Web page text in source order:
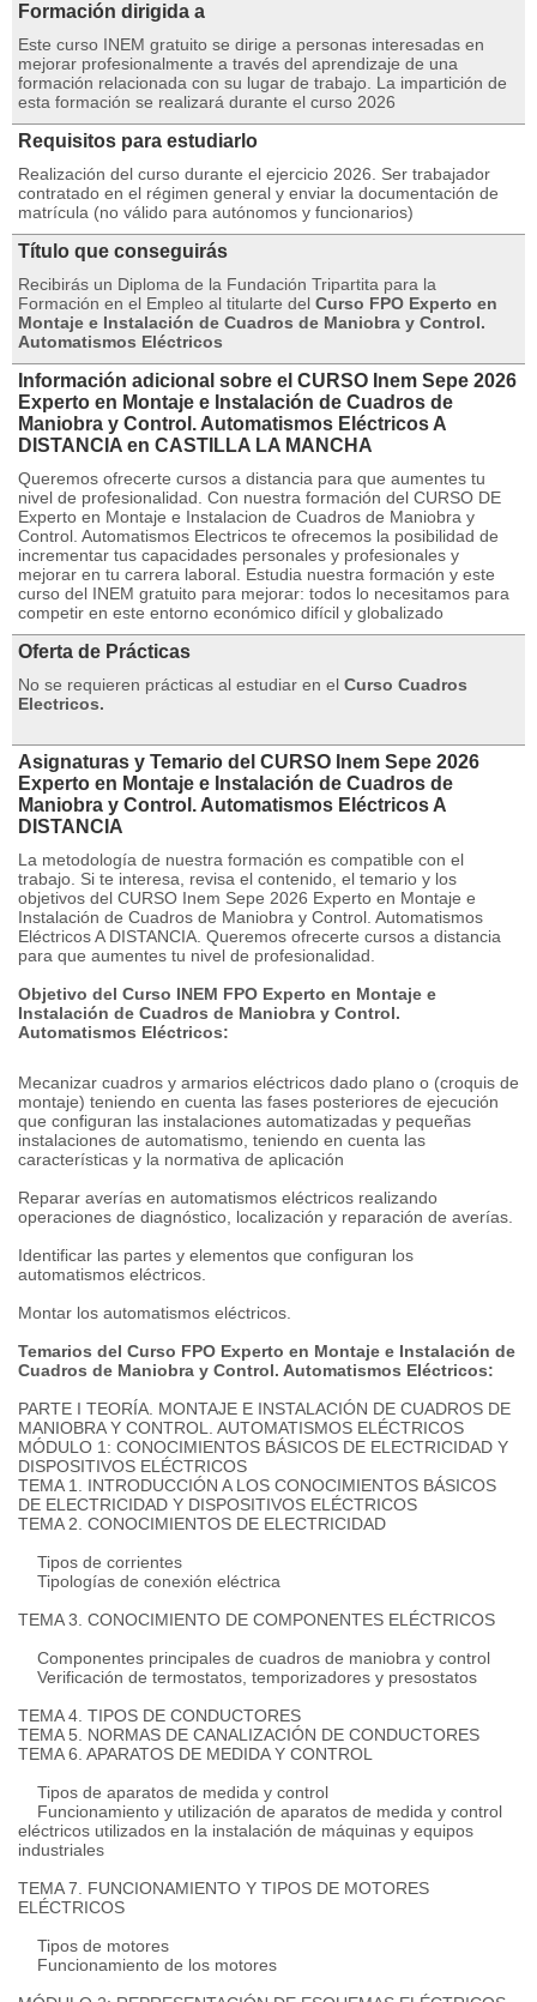
Formación dirigida a
Este curso INEM gratuito se dirige a personas interesadas en
mejorar profesionalmente a través del aprendizaje de una
formación relacionada con su lugar de trabajo. La impartición de
esta formación se realizará durante el curso 2026
Requisitos para estudiarlo
Realización del curso durante el ejercicio 2026. Ser trabajador
contratado en el régimen general y enviar la documentación de
matrícula (no válido para autónomos y funcionarios)
Título que conseguirás
Recibirás un Diploma de la Fundación Tripartita para la
Formación en el Empleo al titularte del Curso FPO Experto en
Montaje e Instalación de Cuadros de Maniobra y Control.
Automatismos Eléctricos
Información adicional sobre el CURSO Inem Sepe 2026
Experto en Montaje e Instalación de Cuadros de
Maniobra y Control. Automatismos Eléctricos A
DISTANCIA en CASTILLA LA MANCHA
Queremos ofrecerte cursos a distancia para que aumentes tu
nivel de profesionalidad. Con nuestra formación del CURSO DE
Experto en Montaje e Instalacion de Cuadros de Maniobra y
Control. Automatismos Electricos te ofrecemos la posibilidad de
incrementar tus capacidades personales y profesionales y
mejorar en tu carrera laboral. Estudia nuestra formación y este
curso del INEM gratuito para mejorar: todos lo necesitamos para
competir en este entorno económico difícil y globalizado
Oferta de Prácticas
No se requieren prácticas al estudiar en el Curso Cuadros
Electricos.
Asignaturas y Temario del CURSO Inem Sepe 2026
Experto en Montaje e Instalación de Cuadros de
Maniobra y Control. Automatismos Eléctricos A
DISTANCIA
La metodología de nuestra formación es compatible con el
trabajo. Si te interesa, revisa el contenido, el temario y los
objetivos del CURSO Inem Sepe 2026 Experto en Montaje e
Instalación de Cuadros de Maniobra y Control. Automatismos
Eléctricos A DISTANCIA. Queremos ofrecerte cursos a distancia
para que aumentes tu nivel de profesionalidad.
Objetivo del Curso INEM FPO Experto en Montaje e
Instalación de Cuadros de Maniobra y Control.
Automatismos Eléctricos:
Mecanizar cuadros y armarios eléctricos dado plano o (croquis de
montaje) teniendo en cuenta las fases posteriores de ejecución
que configuran las instalaciones automatizadas y pequeñas
instalaciones de automatismo, teniendo en cuenta las
características y la normativa de aplicación
Reparar averías en automatismos eléctricos realizando
operaciones de diagnóstico, localización y reparación de averías.
Identificar las partes y elementos que configuran los
automatismos eléctricos.
Montar los automatismos eléctricos.
Temarios del Curso FPO Experto en Montaje e Instalación de
Cuadros de Maniobra y Control. Automatismos Eléctricos:
PARTE I TEORÍA. MONTAJE E INSTALACIÓN DE CUADROS DE
MANIOBRA Y CONTROL. AUTOMATISMOS ELÉCTRICOS
MÓDULO 1: CONOCIMIENTOS BÁSICOS DE ELECTRICIDAD Y
DISPOSITIVOS ELÉCTRICOS
TEMA 1. INTRODUCCIÓN A LOS CONOCIMIENTOS BÁSICOS
DE ELECTRICIDAD Y DISPOSITIVOS ELÉCTRICOS
TEMA 2. CONOCIMIENTOS DE ELECTRICIDAD
Tipos de corrientes
Tipologías de conexión eléctrica
TEMA 3. CONOCIMIENTO DE COMPONENTES ELÉCTRICOS
Componentes principales de cuadros de maniobra y control
Verificación de termostatos, temporizadores y presostatos
TEMA 4. TIPOS DE CONDUCTORES
TEMA 5. NORMAS DE CANALIZACIÓN DE CONDUCTORES
TEMA 6. APARATOS DE MEDIDA Y CONTROL
Tipos de aparatos de medida y control
Funcionamiento y utilización de aparatos de medida y control
eléctricos utilizados en la instalación de máquinas y equipos
industriales
TEMA 7. FUNCIONAMIENTO Y TIPOS DE MOTORES
ELÉCTRICOS
Tipos de motores
Funcionamiento de los motores